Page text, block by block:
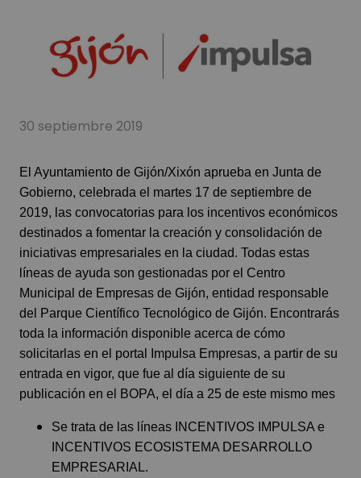
30 septiembre 2019
El Ayuntamiento de Gijón/Xixón aprueba en Junta de
Gobierno, celebrada el martes 17 de septiembre de
2019, las convocatorias para los incentivos económicos
destinados a fomentar la creación y consolidación de
iniciativas empresariales en la ciudad. Todas estas
líneas de ayuda son gestionadas por el Centro
Municipal de Empresas de Gijón, entidad responsable
del Parque Científico Tecnológico de Gijón. Encontrarás
toda la información disponible acerca de cómo
solicitarlas en el portal Impulsa Empresas, a partir de su
entrada en vigor, que fue al día siguiente de su
publicación en el BOPA, el día a 25 de este mismo mes
Se trata de las líneas INCENTIVOS IMPULSA e
INCENTIVOS ECOSISTEMA DESARROLLO
EMPRESARIAL.